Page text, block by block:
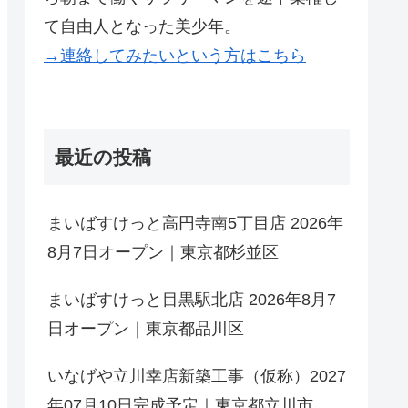
て自由人となった美少年。
→連絡してみたいという方はこちら
最近の投稿
まいばすけっと高円寺南5丁目店 2026年
8月7日オープン｜東京都杉並区
まいばすけっと目黒駅北店 2026年8月7
日オープン｜東京都品川区
いなげや立川幸店新築工事（仮称）2027